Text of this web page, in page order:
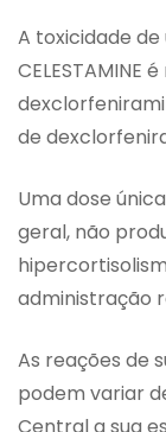
A toxicidade de
de
Uma dose
geral, não
administração
As reações de
podem variar
Central a sua